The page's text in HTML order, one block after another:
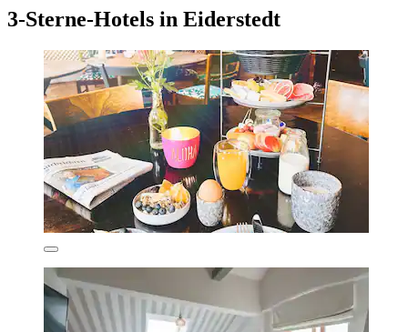
3-Sterne-Hotels in Eiderstedt